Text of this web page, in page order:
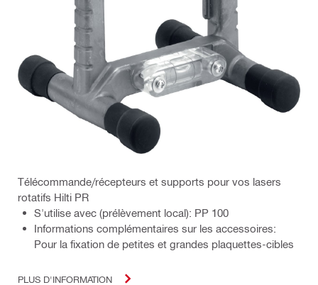
Télécommande/récepteurs et supports pour vos lasers
rotatifs Hilti PR
S'utilise avec (prélèvement local): PP 100
Informations complémentaires sur les accessoires:
Pour la fixation de petites et grandes plaquettes-cibles
PLUS D'INFORMATION